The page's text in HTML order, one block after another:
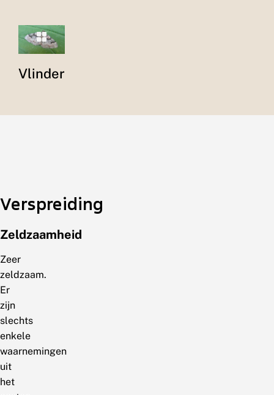
Vlinder
Verspreiding
Zeldzaamheid
Zeer
zeldzaam.
Er
zijn
slechts
enkele
waarnemingen
uit
het